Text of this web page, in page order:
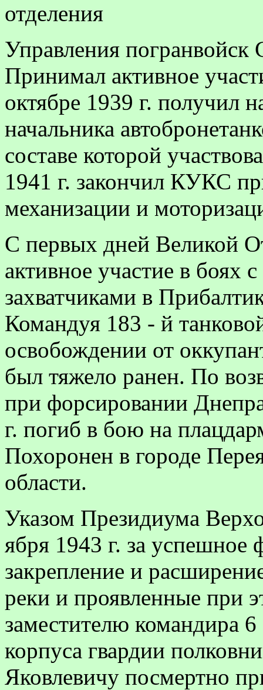
отделения
Управления погранвойск
Прини­мал активное
октябре 1939 г. получил
начальника
составе которой
1941 г. закончил КУКС
механизации и
С первых дней Великой
активное участие в боях
захватчиками в
Командуя 183 - й
освобождении от
был тяжело ранен. По
при форсировании
г. погиб в бою на
Похоронен в городе
области.
Указом Президиума
ября 1943 г. за успешное
закрепле­ние и
реки и проявленные при
заместителю ко­мандира 6
корпуса гвардии
Яковлевичу посмертно